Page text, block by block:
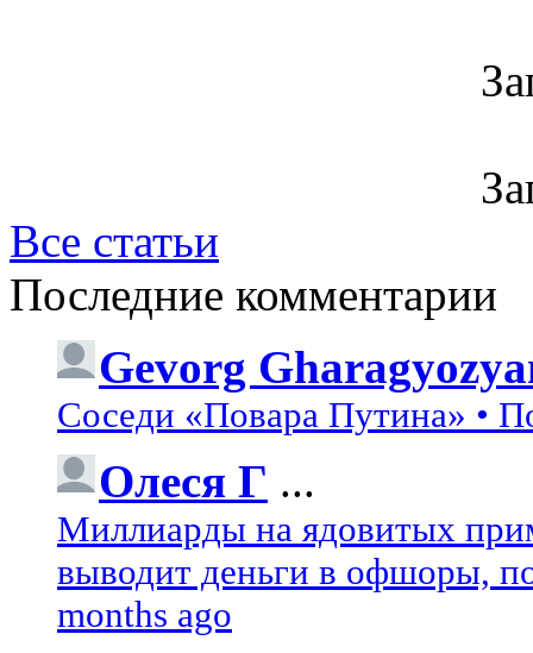
Все статьи
Последние комментарии
Gevorg
Соседи «Повара Путина» •
Олеся Г ...
Миллиарды на ядовитых
выводит деньги в офшоры,
months ago